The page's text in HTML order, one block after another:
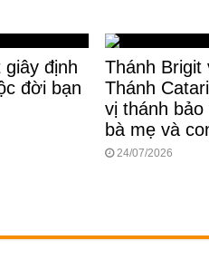
định
đời bạn
Thánh Brigit
Thánh
vị thánh
bà mẹ và
24/07/2026